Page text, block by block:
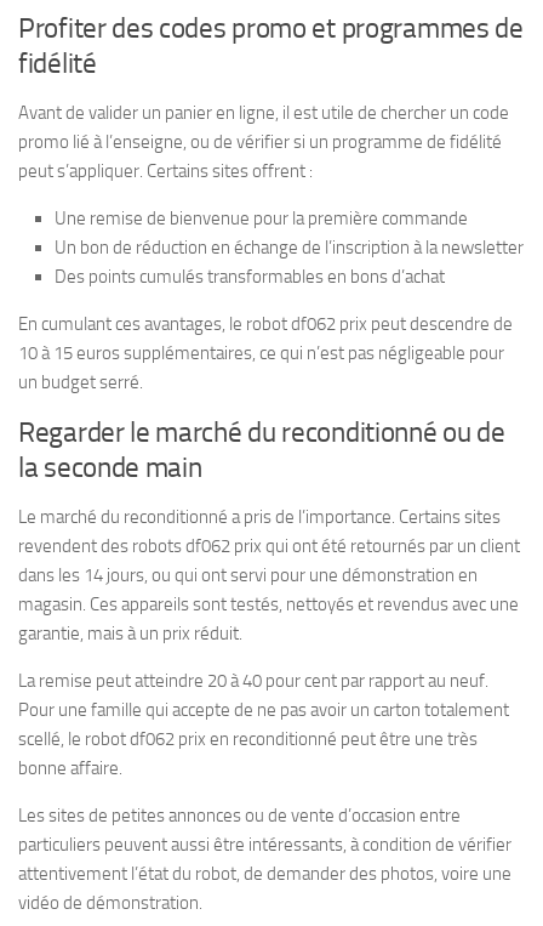
Profiter des codes promo et programmes de
fidélité
Avant de valider un panier en ligne, il est utile de chercher un code
promo lié à l’enseigne, ou de vérifier si un programme de fidélité
peut s’appliquer. Certains sites offrent :
Une remise de bienvenue pour la première commande
Un bon de réduction en échange de l’inscription à la newsletter
Des points cumulés transformables en bons d’achat
En cumulant ces avantages, le robot df062 prix peut descendre de
10 à 15 euros supplémentaires, ce qui n’est pas négligeable pour
un budget serré.
Regarder le marché du reconditionné ou de
la seconde main
Le marché du reconditionné a pris de l’importance. Certains sites
revendent des robots df062 prix qui ont été retournés par un client
dans les 14 jours, ou qui ont servi pour une démonstration en
magasin. Ces appareils sont testés, nettoyés et revendus avec une
garantie, mais à un prix réduit.
La remise peut atteindre 20 à 40 pour cent par rapport au neuf.
Pour une famille qui accepte de ne pas avoir un carton totalement
scellé, le robot df062 prix en reconditionné peut être une très
bonne affaire.
Les sites de petites annonces ou de vente d’occasion entre
particuliers peuvent aussi être intéressants, à condition de vérifier
attentivement l’état du robot, de demander des photos, voire une
vidéo de démonstration.